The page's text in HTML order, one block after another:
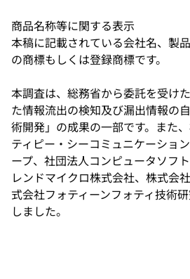
商品名称等に関する表示
本稿に記載されている会社名、製
の商標もしくは登録商標です。
本調査は、総務省から委託を受け
た情報流出の検知及び漏出情報の
術開発」の成果の一部です。また
ティピー・シーコミュニケーショ
ープ、社団法人コンピュータソフ
レンドマイクロ株式会社、株式会
式会社フォティーンフォティ技術
しました。